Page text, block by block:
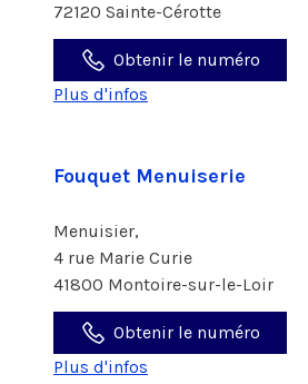
72120 Sainte-Cérotte
Obtenir le numéro
Plus d'infos
Fouquet Menuiserie
Menuisier,
4 rue Marie Curie
41800 Montoire-sur-le-Loir
Obtenir le numéro
Plus d'infos